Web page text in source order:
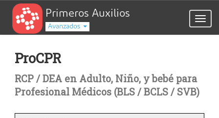
Primeros Auxilios
Avanzados
ProCPR
RCP / DEA en Adulto, Niño, y bebé para
Profesional Médicos (BLS / BCLS / SVB)